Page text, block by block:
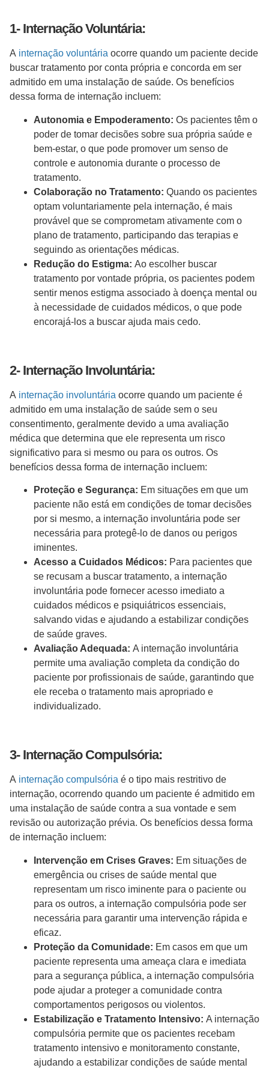
1- Internação Voluntária:
A internação voluntária ocorre quando um paciente decide
buscar tratamento por conta própria e concorda em ser
admitido em uma instalação de saúde. Os benefícios
dessa forma de internação incluem:
Autonomia e Empoderamento: Os pacientes têm o
poder de tomar decisões sobre sua própria saúde e
bem-estar, o que pode promover um senso de
controle e autonomia durante o processo de
tratamento.
Colaboração no Tratamento: Quando os pacientes
optam voluntariamente pela internação, é mais
provável que se comprometam ativamente com o
plano de tratamento, participando das terapias e
seguindo as orientações médicas.
Redução do Estigma: Ao escolher buscar
tratamento por vontade própria, os pacientes podem
sentir menos estigma associado à doença mental ou
à necessidade de cuidados médicos, o que pode
encorajá-los a buscar ajuda mais cedo.
2- Internação Involuntária:
A internação involuntária ocorre quando um paciente é
admitido em uma instalação de saúde sem o seu
consentimento, geralmente devido a uma avaliação
médica que determina que ele representa um risco
significativo para si mesmo ou para os outros. Os
benefícios dessa forma de internação incluem:
Proteção e Segurança: Em situações em que um
paciente não está em condições de tomar decisões
por si mesmo, a internação involuntária pode ser
necessária para protegê-lo de danos ou perigos
iminentes.
Acesso a Cuidados Médicos: Para pacientes que
se recusam a buscar tratamento, a internação
involuntária pode fornecer acesso imediato a
cuidados médicos e psiquiátricos essenciais,
salvando vidas e ajudando a estabilizar condições
de saúde graves.
Avaliação Adequada: A internação involuntária
permite uma avaliação completa da condição do
paciente por profissionais de saúde, garantindo que
ele receba o tratamento mais apropriado e
individualizado.
3- Internação Compulsória:
A internação compulsória é o tipo mais restritivo de
internação, ocorrendo quando um paciente é admitido em
uma instalação de saúde contra a sua vontade e sem
revisão ou autorização prévia. Os benefícios dessa forma
de internação incluem:
Intervenção em Crises Graves: Em situações de
emergência ou crises de saúde mental que
representam um risco iminente para o paciente ou
para os outros, a internação compulsória pode ser
necessária para garantir uma intervenção rápida e
eficaz.
Proteção da Comunidade: Em casos em que um
paciente representa uma ameaça clara e imediata
para a segurança pública, a internação compulsória
pode ajudar a proteger a comunidade contra
comportamentos perigosos ou violentos.
Estabilização e Tratamento Intensivo: A internação
compulsória permite que os pacientes recebam
tratamento intensivo e monitoramento constante,
ajudando a estabilizar condições de saúde mental